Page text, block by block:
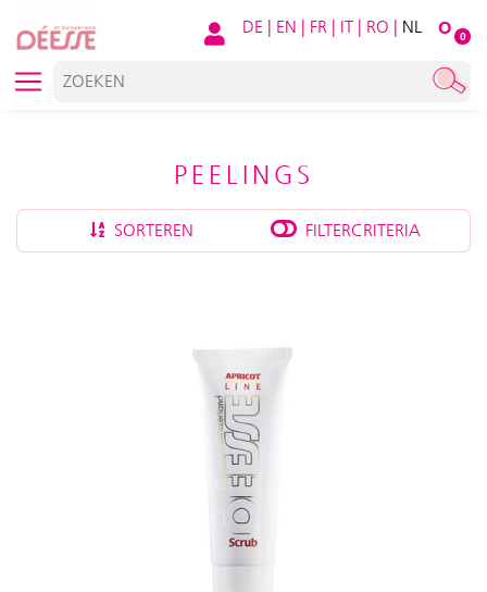
O 0
DE | EN | FR | IT | RO | NL
PEELINGS
SORTEREN FILTERCRITERIA